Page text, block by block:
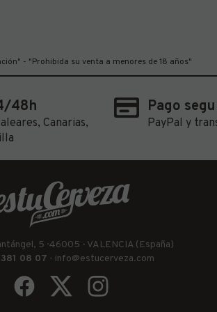
- "Prohibida su venta a menores de 18 años"
48h
Canarias,
Pago
PayPal y
5 · 46005 - VALENCIA (España)
08 07 - info@estucerveza.com